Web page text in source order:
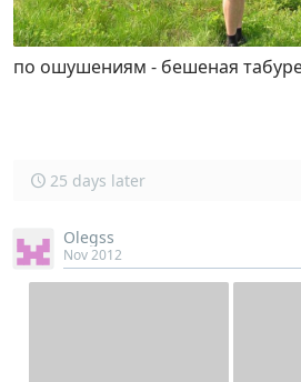
по ошушениям - бешеная
25 days later
Olegss
Nov 2012